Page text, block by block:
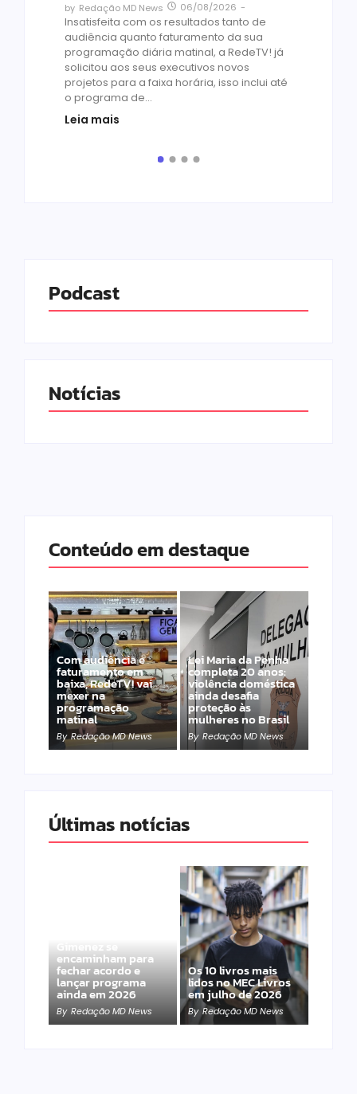
by Redação MD News 06/08/2026 -
Insatisfeita com os resultados tanto de
audiência quanto faturamento da sua
programação diária matinal, a RedeTV! já
solicitou aos seus executivos novos
projetos para a faixa horária, isso inclui até
o programa de...
Leia mais
Podcast
Notícias
Conteúdo em destaque
Com audiência e
faturamento em
baixa, RedeTV! vai
mexer na
programação
matinal
By Redação MD News
Lei Maria da Penha
completa 20 anos:
violência doméstica
ainda desafia
proteção às
mulheres no Brasil
By Redação MD News
Últimas notícias
Gimenez se
encaminham para
fechar acordo e
lançar programa
ainda em 2026
By Redação MD News
Os 10 livros mais
lidos no MEC Livros
em julho de 2026
By Redação MD News